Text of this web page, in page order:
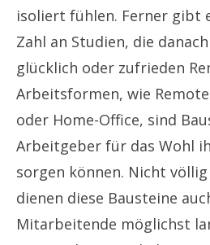
isoliert fühlen. Ferner gibt
Zahl an Studien, die
glücklich oder zufrieden
Arbeitsformen, wie
oder Home-Office, sind
Arbeitgeber für das Wohl
sorgen können. Nicht
dienen diese Bausteine
Mitarbeitende möglichst